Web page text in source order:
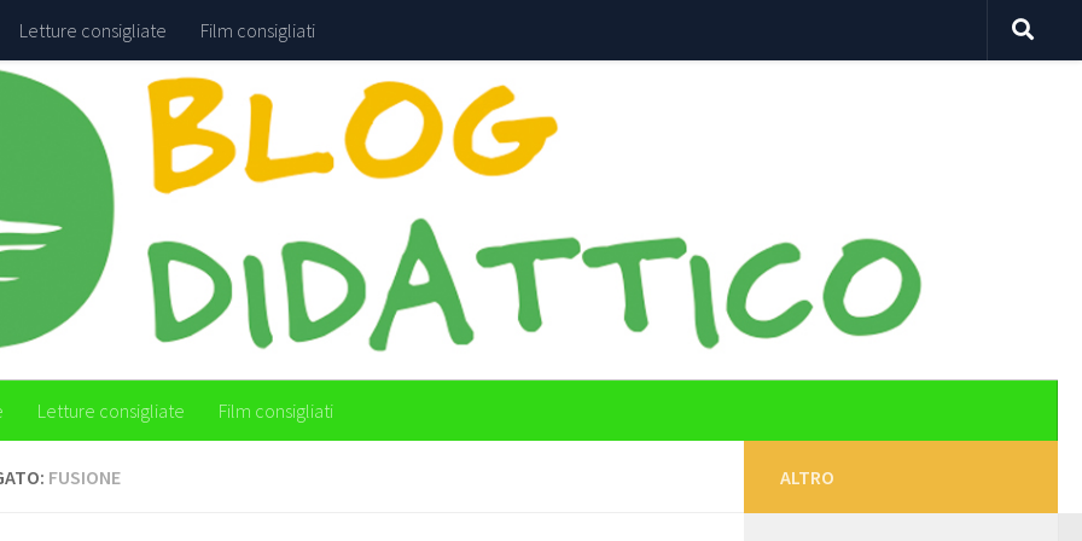
Letture consigliate Film consigliati
Letture consigliate Film consigliati
FUSIONE ALTRO